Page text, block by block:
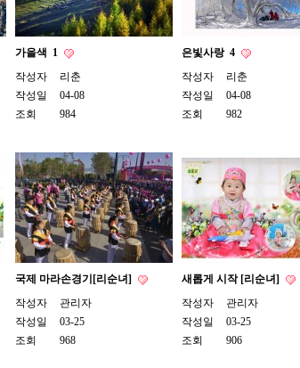
가을색
1
작성자
리춘
작성일
04-08
조회
984
은빛사랑 4
작성자
리춘
작성일
04-08
조회
982
국제 마라손경기[리순녀]
작성자
관리자
작성일
03-25
조회
968
새롭게 시작 [리순녀]
작성자
관리자
작성일
03-25
조회
906